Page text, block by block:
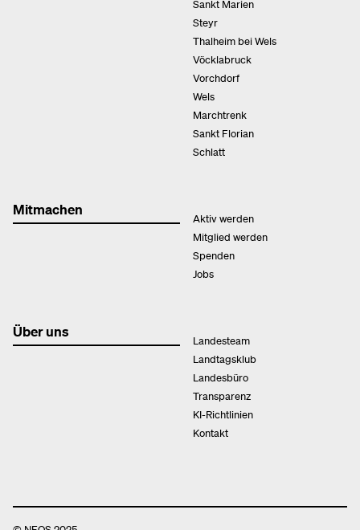
Sankt Marien
Steyr
Thalheim bei Wels
Vöcklabruck
Vorchdorf
Wels
Marchtrenk
Sankt Florian
Schlatt
Mitmachen
Aktiv werden
Mitglied werden
Spenden
Jobs
Über uns
Landesteam
Landtagsklub
Landesbüro
Transparenz
KI-Richtlinien
Kontakt